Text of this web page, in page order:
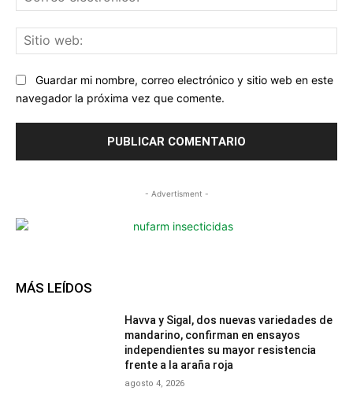
Guardar mi nombre, correo electrónico y sitio web en este
navegador la próxima vez que comente.
- Advertisment -
MÁS LEÍDOS
Havva y Sigal, dos nuevas variedades de
mandarino, confirman en ensayos
independientes su mayor resistencia
frente a la araña roja
agosto 4, 2026